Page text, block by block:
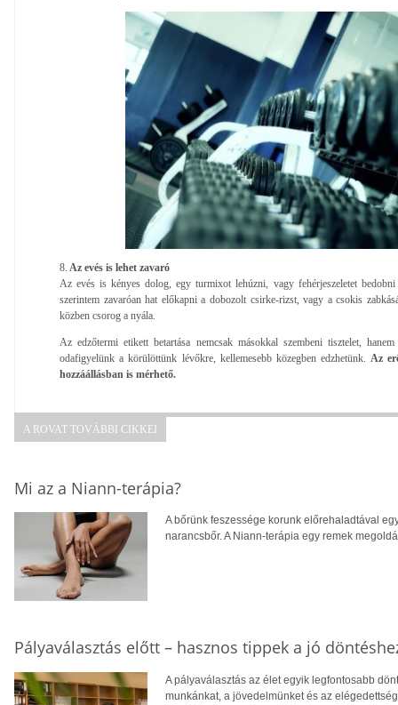
8. Az evés is lehet zavaró
Az evés is kényes dolog, egy turmixot lehúzni, vagy fehérjeszeletet
szerintem zavaróan hat előkapni a dobozolt csirke-rizst, vagy a csokis
közben csorog a nyála.
Az edzőtermi etikett betartása nemcsak másokkal szembeni tisztelet,
odafigyelünk a körülöttünk lévőkre, kellemesebb közegben edzhetünk.
Az
hozzáállásban is mérhető.
A ROVAT TOVÁBBI CIKKEI
Mi az a Niann-terápia?
A bőrünk feszessége korunk előrehaladtával
narancsbőr. A Niann-terápia egy remek
Pályaválasztás előtt – hasznos tippek a jó
A pályaválasztás az élet egyik legfontosabb
munkánkat, a jövedelmünket és az